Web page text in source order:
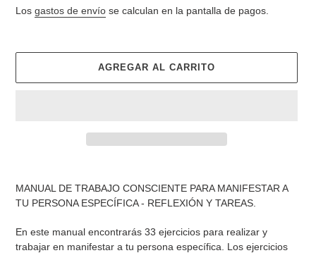
habitual
Los gastos de envío se calculan en la pantalla de pagos.
AGREGAR AL CARRITO
tu
carrito
MANUAL DE TRABAJO CONSCIENTE PARA MANIFESTAR A
TU PERSONA ESPECÍFICA - REFLEXIÓN Y TAREAS.
En este manual encontrarás 33 ejercicios para realizar y
trabajar en manifestar a tu persona específica. Los ejercicios